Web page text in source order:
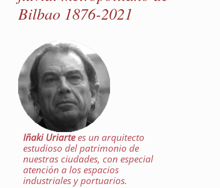
Bilbao 1876-2021
Iñaki Uriartees un arquitecto
estudioso del patrimonio de
nuestras ciudades, con especial
atención a los espacios
industriales y portuarios.